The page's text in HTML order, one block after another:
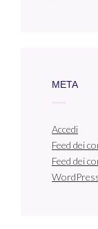
META
Accedi
Feed dei
Feed dei